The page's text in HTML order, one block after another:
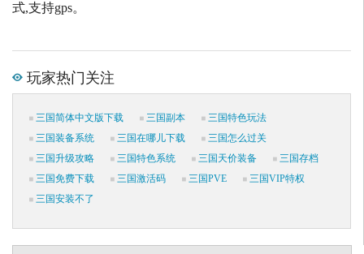
式,支持gps。
玩家热门关注
三国简体中文版下载 三国副本
三国特色玩法
三国装备系统
三国在哪儿下载
三国怎么过关
三国升级攻略
三国特色系统 三国天价装备
三国存档
三国免费下载
三国激活码 三国PVE
三国VIP特权
三国安装不了